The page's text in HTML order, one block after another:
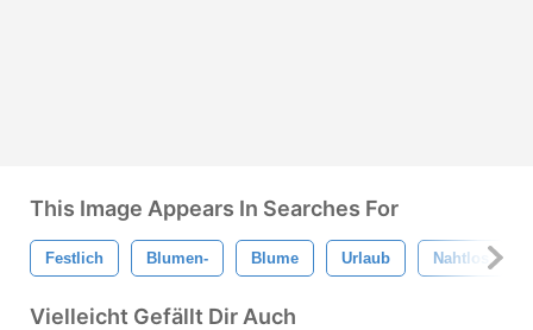
This Image Appears In Searches For
Festlich Blumen- Blume Urlaub Nahtlos
Vielleicht Gefällt Dir Auch